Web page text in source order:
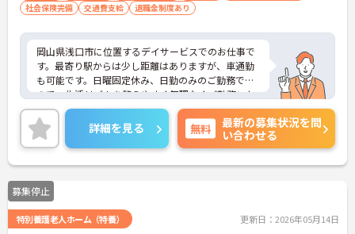
社会保険完備
交通費支給 退職金制度あり
岡山県浅口市に位置するデイサービスでのお仕事で
す。最寄り駅からは少し距離はありますが、車通勤
も可能です。日曜固定休み、日勤のみのご勤務です
ので、生活リズムを整えやすく無理なくご勤務いた
だけます♪住宅手当、扶養手当等充実した手当もあ
り、待遇面の良さも魅力です。ご興味のある方に
は、面接対策ポイントなど、さらに詳細をお話しい
たしますのでお気軽にご相談ください！
詳細を見る 無料
最新の募集状況を問
い合わせる
募集停止
特別養護老人ホーム（特養） 更新日：2026年05月14日